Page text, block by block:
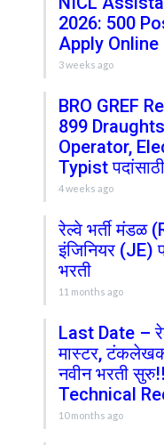
2026: 500
Apply Online
3 weeks ago
BRO GREF
899
Operator,
Typist
4 weeks ago
रेल्वे भर्ती मंडळ
इंजिनियर (JE)
भरती
11 months ago
Last Date –
मास्टर,
नवीन भरती
Technical
10 months ago